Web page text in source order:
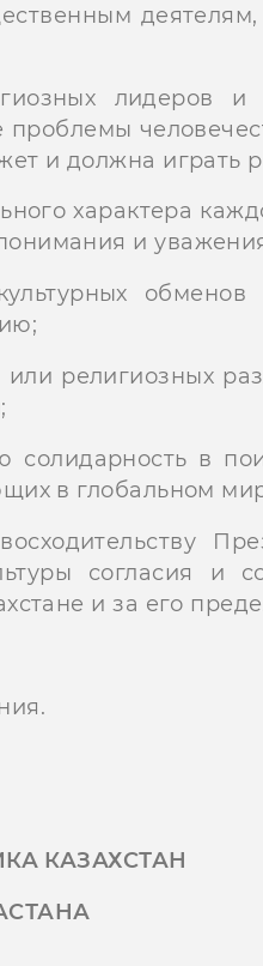
лидеров и
проблемы
и должна играть
характера
и
религиозных
в
в глобальном
согласия и
и за его
КАЗАХСТАН